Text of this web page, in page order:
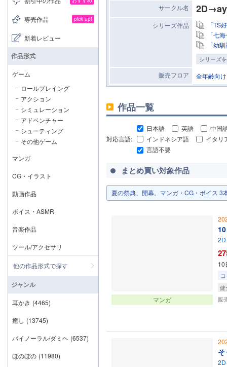
サークル名
シリーズ作品
「TS
「七
「幼
シリーズ
販売フロア 全年齢向け
作品一覧
対応言語:
日本語 英語
中国
インドネシア語
イタリ
言語不要
まとめ買い対象作品
夏の祭典、開幕。マンガ・CG・ボイス
マンガ
10
健
販
専売作品 pick up!
新着レビュー
作品形式
ゲーム
ロールプレイング
アクション
シミュレーション
アドベンチャー
シューティング
その他ゲーム
マンガ
CG・イラスト
動画作品
ボイス・ASMR
音楽作品
ツール/アクセサリ
他の作品形式で探す
ジャンル
耳かき (4465)
癒し (13745)
バイノーラル/ダミヘ (6537)
ほのぼの (11980)